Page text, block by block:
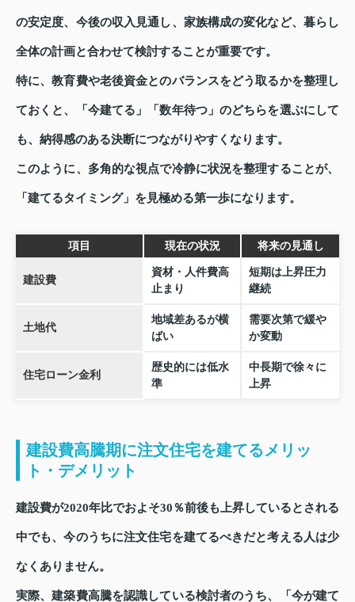
の安定度、今後の収入見通し、家族構成の変化など、暮らし
全体の計画と合わせて検討することが重要です。
特に、教育費や老後資金とのバランスをどう取るかを整理し
ておくと、「今建てる」「数年待つ」のどちらを選ぶにして
も、納得感のある決断につながりやすくなります。
このように、多角的な視点で冷静に状況を整理することが、
「建てるタイミング」を見極める第一歩になります。
項目 現在の状況 将来の見通し
建設費
資材・人件費高
止まり
短期は上昇圧力
継続
土地代
地域差あるが横
ばい
需要次第で緩や
か変動
住宅ローン金利
歴史的には低水
準
中長期で徐々に
上昇
建設費高騰期に注文住宅を建てるメリッ
ト・デメリット
建設費が2020年比でおよそ30％前後も上昇しているとされる
中でも、今のうちに注文住宅を建てるべきだと考える人は少
なくありません。
実際、建築費高騰を認識している検討者のうち、「今が建て